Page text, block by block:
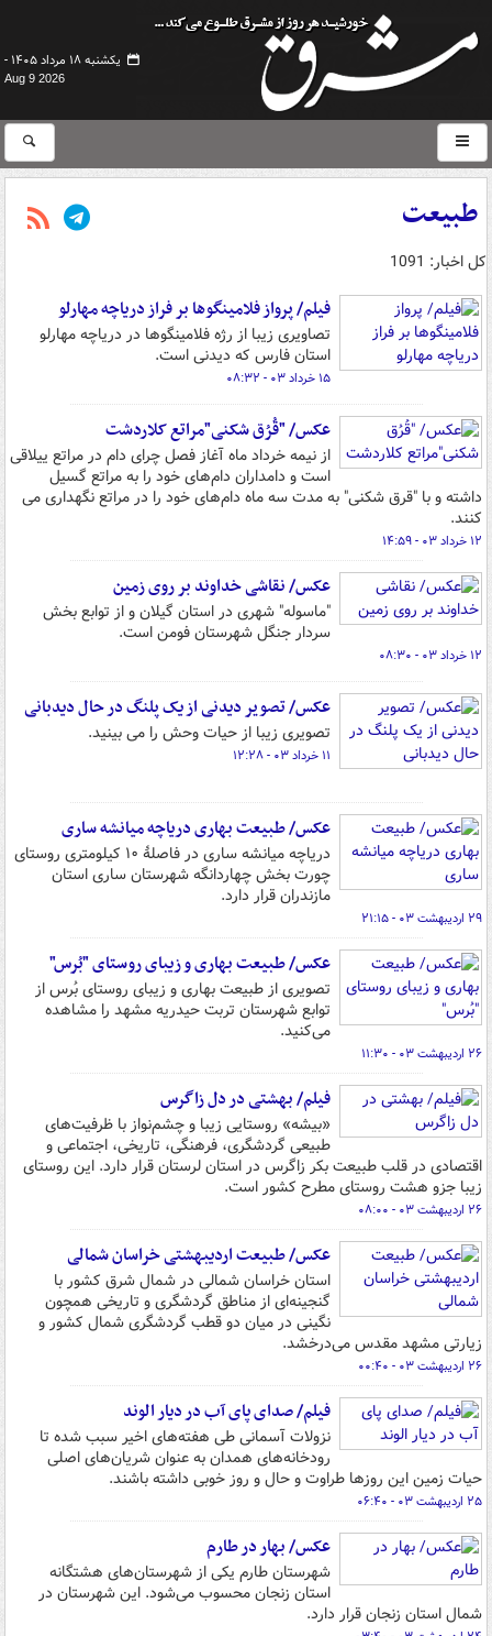
یکشنبه ۱۸ مرداد ۱۴۰۵ -
Aug 9 2026
طبیعت
کل اخبار: 1091
فیلم/ پرواز فلامینگوها بر فراز دریاچه مهارلو
‏تصاویری زیبا از رژه فلامینگوها در دریاچه مهارلو
استان فارس که دیدنی است.
۱۵ خرداد ۰۳ - ۰۸:۳۲
عکس/ "قُرُق شکنی"مراتع کلاردشت
از نیمه خرداد ماه آغاز فصل چرای دام در مراتع ییلاقی
است و دامداران دام‌های خود را به مراتع گسیل
داشته و با "قرق شکنی" به مدت سه ماه دام‌های خود را در مراتع نگهداری می
کنند.
۱۲ خرداد ۰۳ - ۱۴:۵۹
عکس/ نقاشی خداوند بر روی زمین
"ماسوله" شهری در استان گیلان و از توابع بخش
سردار جنگل شهرستان فومن است.
۱۲ خرداد ۰۳ - ۰۸:۳۰
عکس/ تصویر دیدنی از یک پلنگ در حال دیدبانی
تصویری زیبا از حیات وحش را می بینید.
۱۱ خرداد ۰۳ - ۱۲:۲۸
عکس/ طبیعت بهاری دریاچه میانشه ساری
دریاچه میانشه ساری در فاصلهٔ ۱۰ کیلومتری روستای
چورت بخش چهاردانگه شهرستان ساری استان
مازندران قرار دارد.
۲۹ اردیبهشت ۰۳ - ۲۱:۱۵
عکس/ طبیعت بهاری و زیبای روستای "بُرس"
تصویری از طبیعت بهاری و زیبای روستای بُرس از
توابع شهرستان تربت حیدریه مشهد را مشاهده
می‌کنید.
۲۶ اردیبهشت ۰۳ - ۱۱:۳۰
فیلم/ بهشتی در دل زاگرس
«بیشه» روستایی زیبا و چشم‌نواز با ظرفیت‌های
طبیعی گردشگری، فرهنگی، تاریخی، اجتماعی و
اقتصادی در قلب طبیعت بکر زاگرس در استان لرستان قرار دارد. این روستای
زیبا جزو هشت روستای مطرح کشور است.
۲۶ اردیبهشت ۰۳ - ۰۸:۰۰
عکس/ طبیعت اردیبهشتی خراسان شمالی
استان خراسان شمالی در شمال شرق کشور با
گنجینه‌ای از مناطق گردشگری و تاریخی همچون
نگینی در میان دو قطب گردشگری شمال کشور و
زیارتی مشهد مقدس می‌درخشد.
۲۶ اردیبهشت ۰۳ - ۰۰:۴۰
فیلم/ صدای پای آب در دیار الوند
نزولات آسمانی طی هفته‌های اخیر سبب شده تا
رودخانه‌های همدان به عنوان شریان‌های اصلی
حیات زمین این روزها طراوت و حال و روز خوبی داشته باشند.
۲۵ اردیبهشت ۰۳ - ۰۶:۴۰
عکس/ بهار در طارم
شهرستان طارم یکی از شهرستان‌های هشتگانه
استان زنجان محسوب می‌شود. این شهرستان در
شمال استان زنجان قرار دارد.